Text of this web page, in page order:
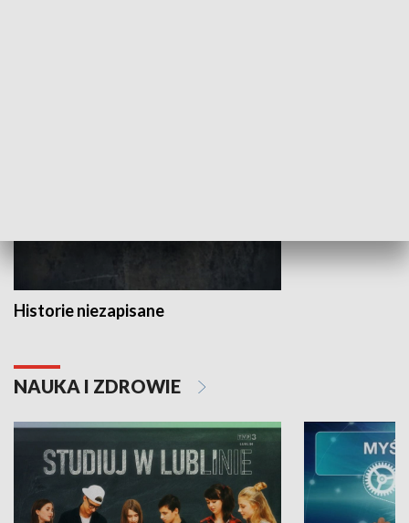
Historie niezapisane
NAUKA I ZDROWIE